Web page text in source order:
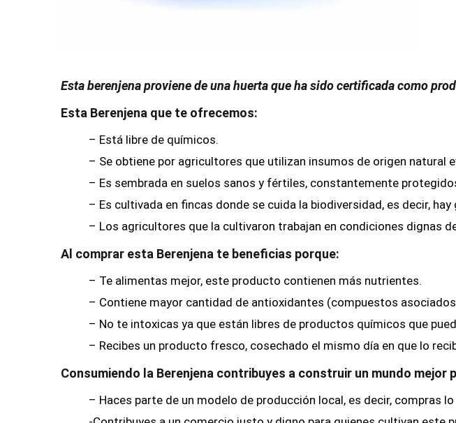
Esta berenjena proviene de una huerta que ha sido certificada como
Esta Berenjena que te ofrecemos:
– Está libre de químicos.
– Se obtiene por agricultores que utilizan insumos de origen
– Es sembrada en suelos sanos y fértiles, constantemente
– Es cultivada en fincas donde se cuida la biodiversidad, es decir,
– Los agricultores que la cultivaron trabajan en condiciones dignas
Al comprar esta Berenjena te beneficias porque:
– Te alimentas mejor, este producto contienen más nutrientes.
– Contiene mayor cantidad de antioxidantes (compuestos
– No te intoxicas ya que están libres de productos químicos que
– Recibes un producto fresco, cosechado el mismo día en que lo
Consumiendo la Berenjena contribuyes a construir un mundo mejor
– Haces parte de un modelo de producción local, es decir, compras